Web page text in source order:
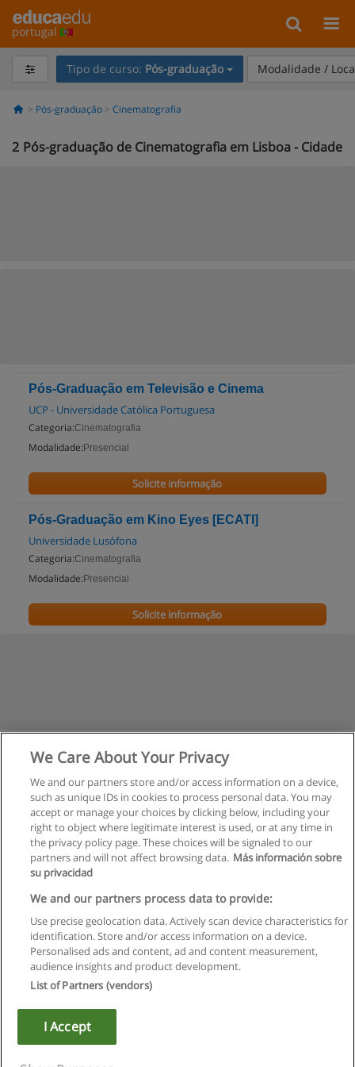
portugal
Tipo de curso: Pós-graduação Modalidade /
Pós-graduação Cinematografia
2 Pós-graduação de Cinematografia em Lisboa - Cidade
Pós-Graduação em Televisão e Cinema
UCP - Universidade Católica Portuguesa
Categoria:Cinematografia
Modalidade: Presencial
Solicite informação
Pós-Graduação em Kino Eyes [ECATI]
Universidade Lusófona
Categoria:Cinematografia
Modalidade: Presencial
Solicite informação
Regras de uso
Privacidade de dados
Entrar em contato com Educaedu
Copyright © Educaedu Business S.L. - CIF : B-95610580: -
We Care About Your Privacy
We and our partners store and/or access information on a device,
such as unique IDs in cookies to process personal data. You may
accept or manage your choices by clicking below, including your
right to object where legitimate interest is used, or at any time in
the privacy policy page. These choices will be signaled to our
partners and will not affect browsing data. Más información sobre
su privacidad
We and our partners process data to provide:
Use precise geolocation data. Actively scan device characteristics for
identification. Store and/or access information on a device.
Personalised ads and content, ad and content measurement,
audience insights and product development.
List of Partners (vendors)
I Accept